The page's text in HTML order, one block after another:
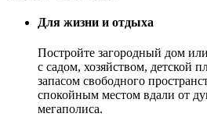
Для жизни и отдыха
Постройте загородный дом
с садом, хозяйством, детской
запасом свободного
спокойным местом вдали от
мегаполиса.